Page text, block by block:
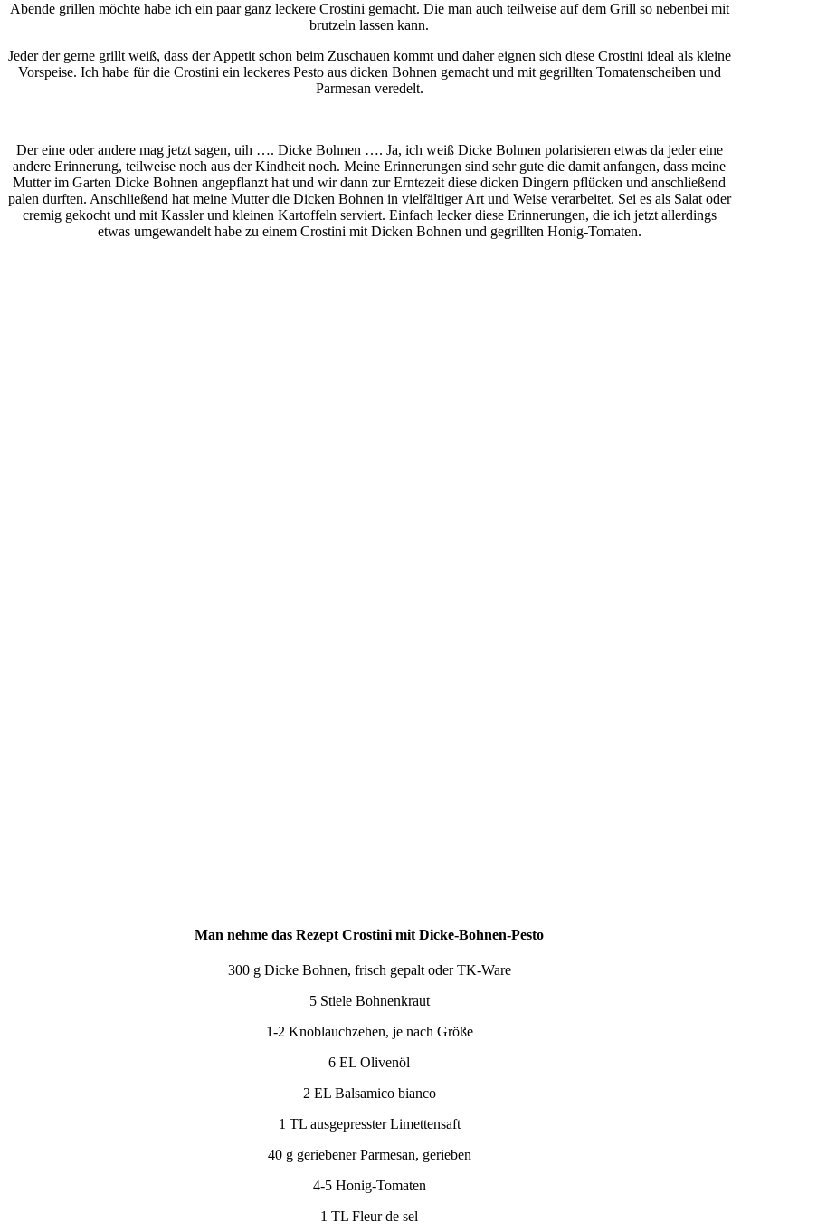
Abende grillen möchte habe ich ein paar ganz leckere Crostini gemacht. Die man auch teilweise auf dem Grill so nebenbei mit
brutzeln lassen kann.
Jeder der gerne grillt weiß, dass der Appetit schon beim Zuschauen kommt und daher eignen sich diese Crostini ideal als kleine
Vorspeise. Ich habe für die Crostini ein leckeres Pesto aus dicken Bohnen gemacht und mit gegrillten Tomatenscheiben und
Parmesan veredelt.
Der eine oder andere mag jetzt sagen, uih …. Dicke Bohnen …. Ja, ich weiß Dicke Bohnen polarisieren etwas da jeder eine
andere Erinnerung, teilweise noch aus der Kindheit noch. Meine Erinnerungen sind sehr gute die damit anfangen, dass meine
Mutter im Garten Dicke Bohnen angepflanzt hat und wir dann zur Erntezeit diese dicken Dingern pflücken und anschließend
palen durften. Anschließend hat meine Mutter die Dicken Bohnen in vielfältiger Art und Weise verarbeitet. Sei es als Salat oder
cremig gekocht und mit Kassler und kleinen Kartoffeln serviert. Einfach lecker diese Erinnerungen, die ich jetzt allerdings
etwas umgewandelt habe zu einem Crostini mit Dicken Bohnen und gegrillten Honig-Tomaten.
Man nehme das Rezept Crostini mit Dicke-Bohnen-Pesto
300 g Dicke Bohnen, frisch gepalt oder TK-Ware
5 Stiele Bohnenkraut
1-2 Knoblauchzehen, je nach Größe
6 EL Olivenöl
2 EL Balsamico bianco
1 TL ausgepresster Limettensaft
40 g geriebener Parmesan, gerieben
4-5 Honig-Tomaten
1 TL Fleur de sel